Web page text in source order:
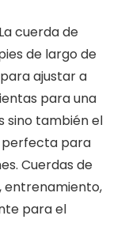
La cuerda de
de largo de
ajustar a
para una
sino también el
perfecta para
Cuerdas de
entrenamiento,
para el